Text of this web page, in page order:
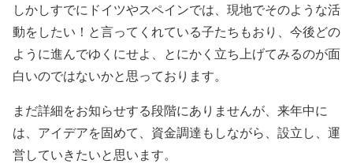
しかしすでにドイツやスペインでは、現地でそのような活
動をしたい！と言ってくれている子たちもおり、今後どの
ように進んでゆくにせよ、とにかく立ち上げてみるのが面
白いのではないかと思っております。
まだ詳細をお知らせする段階にありませんが、来年中に
は、アイデアを固めて、資金調達もしながら、設立し、運
営していきたいと思います。